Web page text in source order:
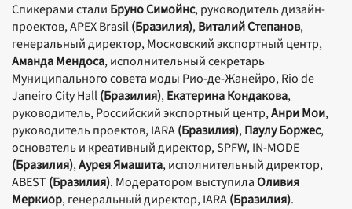
Спикерами стали Бруно Симойнс, руководитель дизайн-
проектов, APEX Brasil(Бразилия),Виталий Степанов,
генеральный директор, Московский экспортный центр,
Аманда Мендоса,исполнительный секретарь
Муниципального совета моды Рио-де-Жанейро, Rio de
Janeiro City Hall(Бразилия),Екатерина Кондакова,
руководитель, Российский экспортный центр,Анри Мои,
руководитель проектов, IARA(Бразилия),Паулу Боржес,
основатель и креативный директор, SPFW, IN-MODE
(Бразилия),Аурея Ямашита, исполнительный директор,
ABEST (Бразилия). Модератором выступилаОливия
Меркиор, генеральный директор, IARA(Бразилия).